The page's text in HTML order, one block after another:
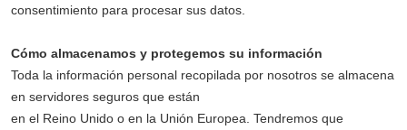
consentimiento para procesar sus datos.
Cómo almacenamos y protegemos su información
Toda la información personal recopilada por nosotros se almacena
en servidores seguros que están
en el Reino Unido o en la Unión Europea. Tendremos que